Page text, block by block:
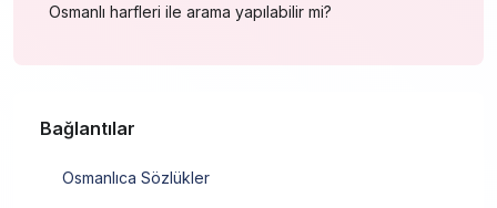
Osmanlı harfleri ile arama yapılabilir mi?
Bağlantılar
Osmanlıca Sözlükler